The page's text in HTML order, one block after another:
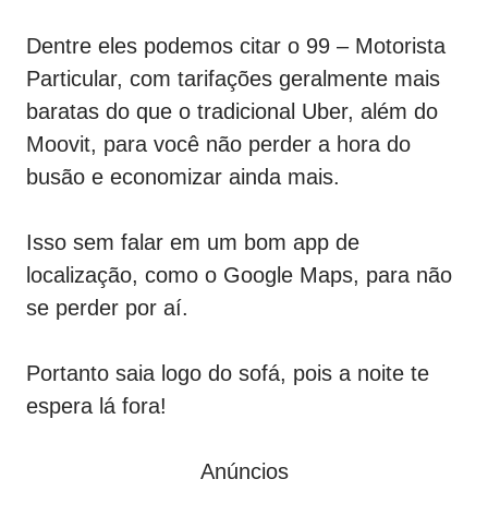
Dentre eles podemos citar o 99 – Motorista
Particular, com tarifações geralmente mais
baratas do que o tradicional Uber, além do
Moovit, para você não perder a hora do
busão e economizar ainda mais.
Isso sem falar em um bom app de
localização, como o Google Maps, para não
se perder por aí.
Portanto saia logo do sofá, pois a noite te
espera lá fora!
Anúncios